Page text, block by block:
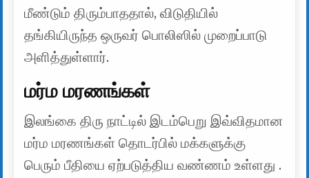
மீண்டும் திரும்பாததால், விடுதியில்
தங்கியிருந்த ஒருவர் பொலிஸில் முறைப்பாடு
அளித்துள்ளார்.
மர்ம மரணங்கள்
இலங்கை திரு நாட்டில் இடம்பெறு இவ்விதமான
மர்ம மரணங்கள் தொடர்பில் மக்களுக்கு
பெரும் பீதியை ஏற்படுத்திய வண்ணம் உள்ளது .